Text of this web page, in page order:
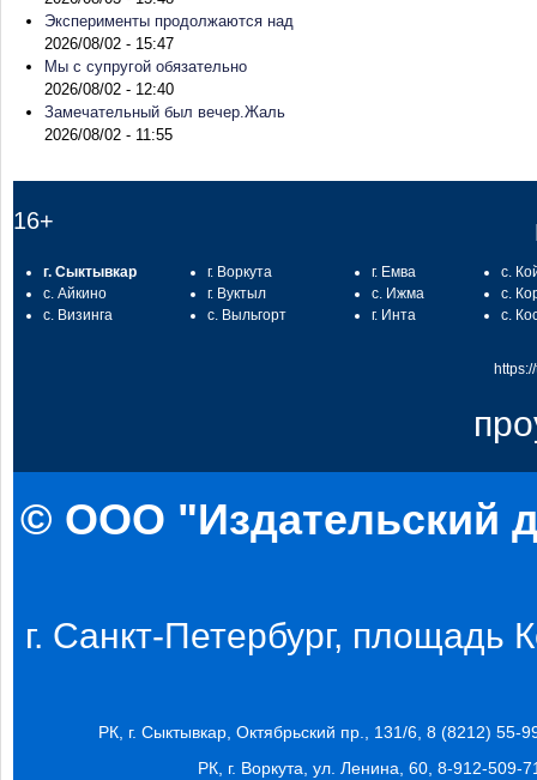
Эксперименты продолжаются над
2026/08/02 - 15:47
Мы с супругой обязательно
2026/08/02 - 12:40
Замечательный был вечер.Жаль
2026/08/02 - 11:55
16+
г. Сыктывкар
с. Айкино
с. Визинга
г. Воркута
г. Вуктыл
с. Выльгорт
г. Емва
с. Ижма
г. Инта
с.
с.
с.
© ООО "Издательский
г. Санкт-Петербург, площадь
РК, г. Сыктывкар, Октябрьский пр., 131/6, 8 (8212) 55-
РК, г. Воркута, ул. Ленина, 60, 8-912-509-